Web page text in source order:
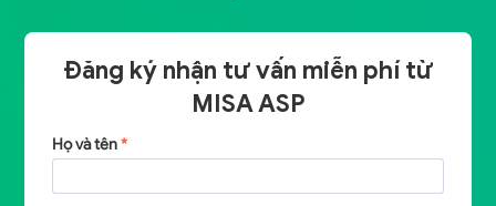
Đăng ký nhận tư vấn miễn phí từ
MISA ASP
Họ và tên*